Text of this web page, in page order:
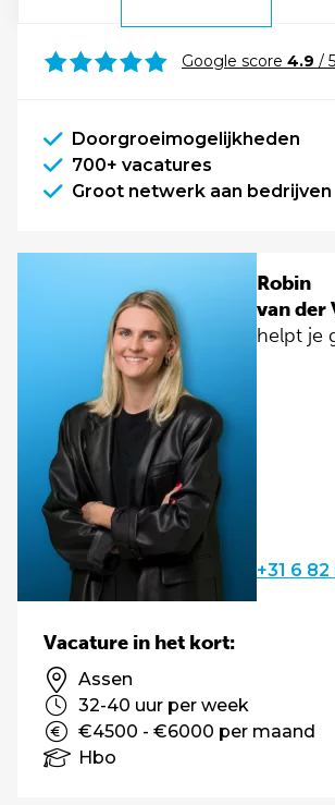
Google score 4.9 / 5
Doorgroeimogelijkheden
700+ vacatures
Groot netwerk aan bedrijven
Robin
van der
helpt je
+31 6
Vacature in het kort:
Assen
32-40 uur per week
€4500 - €6000 per maand
Hbo